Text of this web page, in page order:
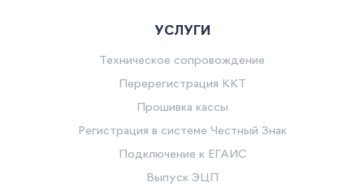
УСЛУГИ
Техническое сопровождение
Перерегистрация ККТ
Прошивка кассы
Регистрация в системе Честный Знак
Подключение к ЕГАИС
Выпуск ЭЦП